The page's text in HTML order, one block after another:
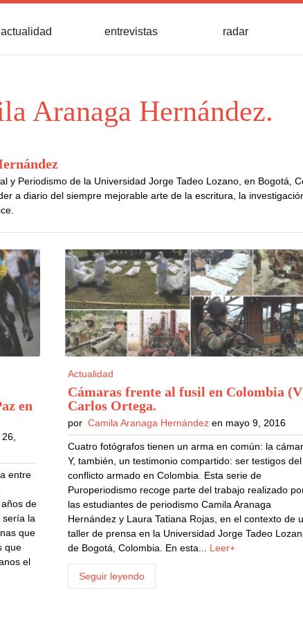
actualidad entrevistas radar
Aranaga Hernández.
y Periodismo de la Universidad Jorge Tadeo Lozano, en Bogotá,
a diario del siempre mejorable arte de la escritura, la
en
entre
de
sería la
que
que
el
Actualidad
Cámaras frente al fusil en Colombia
Carlos Ortega.
porCamila Aranaga Hernández en mayo 9, 2016
Cuatro fotógrafos tienen un arma en común: la
Y, también, un testimonio compartido: ser testigos del
conflicto armado en Colombia. Esta serie de
Puroperiodismo recoge parte del trabajo realizado
las estudiantes de periodismo Camila Aranaga
Hernández y Laura Tatiana Rojas, en el contexto de
taller de prensa en la Universidad Jorge Tadeo
de Bogotá, Colombia. En esta... Leer+
Seguir leyendo